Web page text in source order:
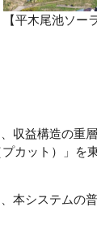
【平木尾池ソー
収益構造の重
カット）」を
本システムの